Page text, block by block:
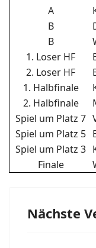
A
B
B
1. Loser HF
2. Loser HF
1. Halbfinale
2. Halbfinale
Spiel um Platz 7
Spiel um Platz 5
Spiel um Platz 3
Finale
Nächste